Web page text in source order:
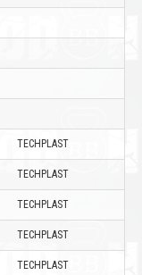
TECHPLAST
TECHPLAST
TECHPLAST
TECHPLAST
TECHPLAST